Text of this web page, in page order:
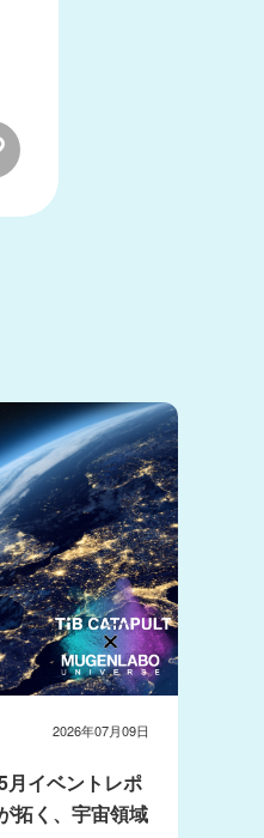
2026年07月09日
イベントレポ
拓く、宇宙領域